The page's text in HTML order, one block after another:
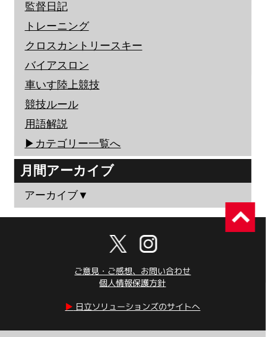
監督日記
トレーニング
クロスカントリースキー
バイアスロン
車いす陸上競技
競技ルール
用語解説
▶︎カテゴリー一覧へ
月間アーカイブ
アーカイブ▼
ご意見・ご感想、お問い合わせ
個人情報保護方針
▶︎ 日立ソリューションズのサイトへ